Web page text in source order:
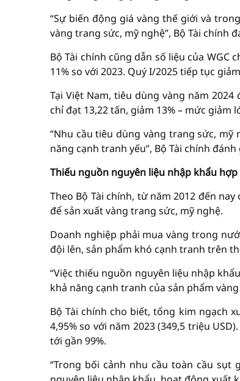
“Sự biến động giá vàng thế giới và
vàng trang sức, mỹ nghệ”, Bộ Tài chính
Bộ Tài chính cũng dẫn số liệu của WGC
11% so với 2023. Quý I/2025 tiếp tục
Tại Việt Nam, tiêu dùng vàng năm
chỉ đạt 13,22 tấn, giảm 13% – mức giảm
“Nhu cầu tiêu dùng vàng trang sức,
năng cạnh tranh yếu”, Bộ Tài chính đánh
Thiếu nguồn nguyên liệu nhập khẩu
Theo Bộ Tài chính, từ năm 2012 đến
để sản xuất vàng trang sức, mỹ nghệ.
Doanh nghiệp phải mua vàng trong
đội lên, sản phẩm khó cạnh tranh trên
“Việc thiếu nguồn nguyên liệu nhập
khả năng cạnh tranh của sản phẩm
Bộ Tài chính cho biết, tổng kim ngạch
4,95% so với năm 2023 (349,5 triệu
tới gần 99%.
“Trong bối cảnh nhu cầu toàn cầu sụt